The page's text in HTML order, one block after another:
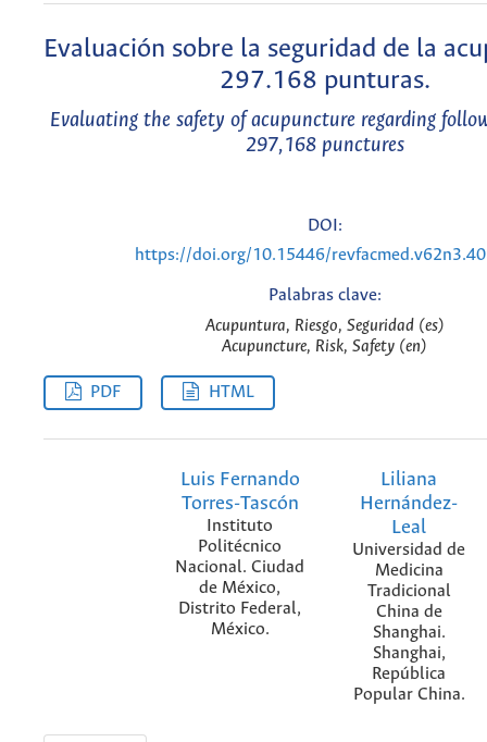
Evaluación sobre la seguridad de la
297.168 punturas.
Evaluating the safety of acupuncture regarding
297,168 punctures
DOI:
https://doi.org/10.15446/
Palabras clave:
Acupuntura, Riesgo, Seguridad (es)
Acupuncture, Risk, Safety (en)
PDF HTML
Luis Fernando
Torres-Tascón
Instituto
Politécnico
Nacional. Ciudad
de México,
Distrito Federal,
México.
Liliana
Hernández-
Leal
Universidad de
Medicina
Tradicional
China de
Shanghai.
Shanghai,
República
Popular China.